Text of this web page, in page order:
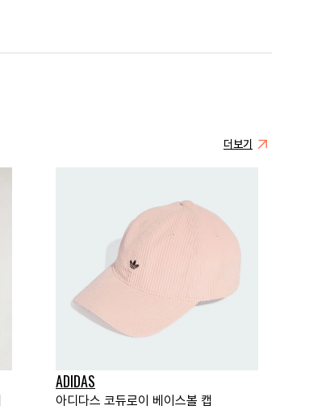
더보기
ADIDAS
아디다스 코듀로이 베이스볼 캡